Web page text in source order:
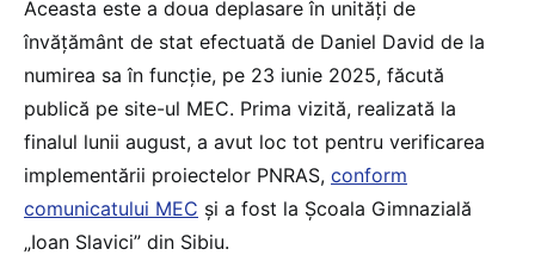
Aceasta este a doua deplasare în unități de
învățământ de stat efectuată de Daniel David de la
numirea sa în funcție, pe 23 iunie 2025, făcută
publică pe site-ul MEC. Prima vizită, realizată la
finalul lunii august, a avut loc tot pentru verificarea
implementării proiectelor PNRAS, conform
comunicatului MEC și a fost la Școala Gimnazială
„Ioan Slavici” din Sibiu.